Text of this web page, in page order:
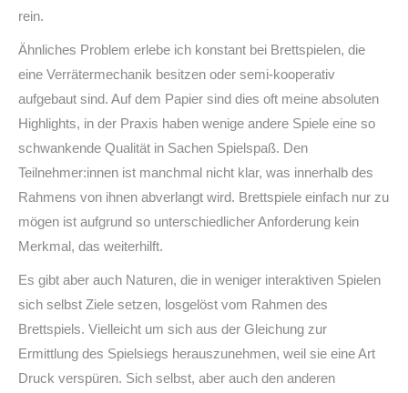
rein.
Ähnliches Problem erlebe ich konstant bei Brettspielen, die
eine Verrätermechanik besitzen oder semi-kooperativ
aufgebaut sind. Auf dem Papier sind dies oft meine absoluten
Highlights, in der Praxis haben wenige andere Spiele eine so
schwankende Qualität in Sachen Spielspaß. Den
Teilnehmer:innen ist manchmal nicht klar, was innerhalb des
Rahmens von ihnen abverlangt wird. Brettspiele einfach nur zu
mögen ist aufgrund so unterschiedlicher Anforderung kein
Merkmal, das weiterhilft.
Es gibt aber auch Naturen, die in weniger interaktiven Spielen
sich selbst Ziele setzen, losgelöst vom Rahmen des
Brettspiels. Vielleicht um sich aus der Gleichung zur
Ermittlung des Spielsiegs herauszunehmen, weil sie eine Art
Druck verspüren. Sich selbst, aber auch den anderen